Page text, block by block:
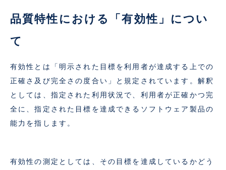
品質特性における「有効性」につい
て
有効性とは「明示された目標を利用者が達成する上での
正確さ及び完全さの度合い」と規定されています。解釈
としては、指定された利用状況で、利用者が正確かつ完
全に、指定された目標を達成できるソフトウェア製品の
能力を指します。
有効性の測定としては、その目標を達成しているかどう